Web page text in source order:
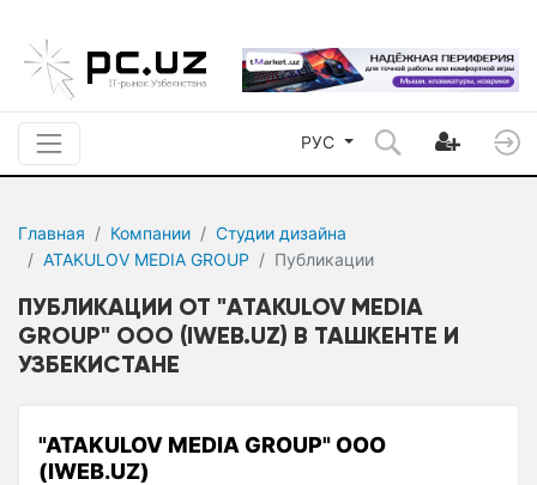
РУС
Главная Компании
Студии дизайна
ATAKULOV MEDIA GROUP
Публикации
ПУБЛИКАЦИИ ОТ "ATAKULOV MEDIA
GROUP" ООО (IWEB.UZ) В ТАШКЕНТЕ И
УЗБЕКИСТАНЕ
"ATAKULOV MEDIA GROUP" ООО
(IWEB.UZ)